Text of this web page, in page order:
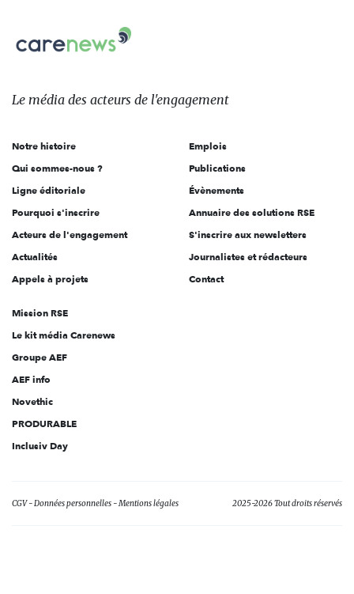
sur:
Le
des
l'engagement
Le média des acteurs de l'engagement
Notre histoire
Qui sommes-nous ?
Ligne éditoriale
Pourquoi s'inscrire
Acteurs de l'engagement
Actualités
Appels à projets
Emplois
Publications
Évènements
Annuaire des solutions RSE
S'inscrire aux newsletters
Journalistes et rédacteurs
Contact
Mission RSE
Le kit média Carenews
Groupe AEF
AEF info
Novethic
PRODURABLE
Inclusiv Day
CGV Données personnelles Mentions légales 2025-2026 Tout droits réservés